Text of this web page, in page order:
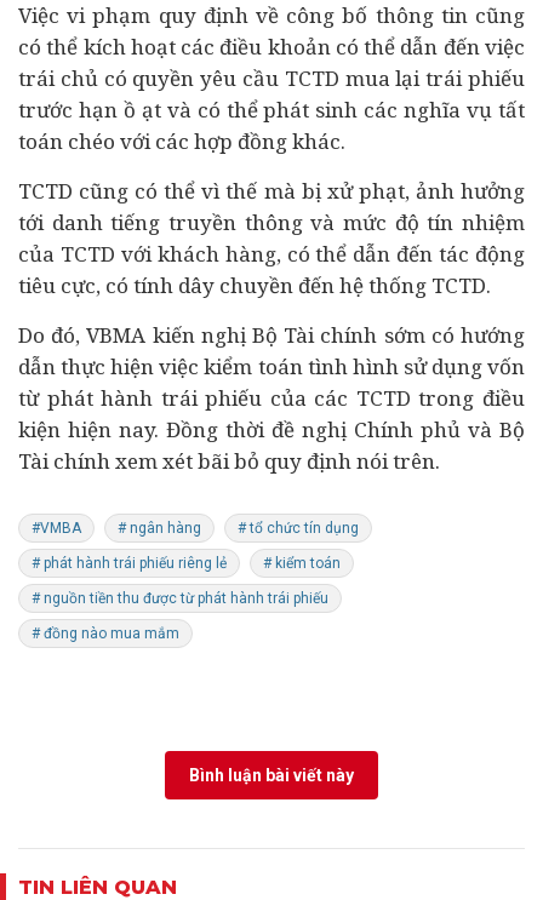
Việc vi phạm quy định về công bố thông tin cũng
có thể kích hoạt các điều khoản có thể dẫn đến việc
trái chủ có quyền yêu cầu TCTD mua lại trái phiếu
trước hạn ồ ạt và có thể phát sinh các nghĩa vụ tất
toán chéo với các hợp đồng khác.
TCTD cũng có thể vì thế mà bị xử phạt, ảnh hưởng
tới danh tiếng truyền thông và mức độ tín nhiệm
của TCTD với khách hàng, có thể dẫn đến tác động
tiêu cực, có tính dây chuyền đến hệ thống TCTD.
Do đó, VBMA kiến nghị Bộ Tài chính sớm có hướng
dẫn thực hiện việc kiểm toán tình hình sử dụng vốn
từ phát hành trái phiếu của các TCTD trong điều
kiện hiện nay. Đồng thời đề nghị Chính phủ và Bộ
Tài chính xem xét bãi bỏ quy định nói trên.
#VMBA # ngân hàng # tổ chức tín dụng
# phát hành trái phiếu riêng lẻ # kiểm toán
# nguồn tiền thu được từ phát hành trái phiếu
# đồng nào mua mắm
Bình luận bài viết này
TIN LIÊN QUAN